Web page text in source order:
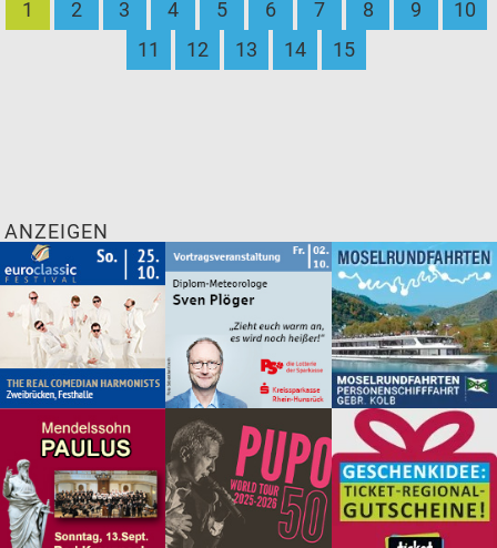
1 2 3 4 5 6 7 8 9
10
11
12 13 14 15
ANZEIGEN